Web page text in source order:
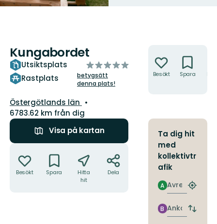
Kungabordet
Utsiktsplats
Rastplats
av
5
stjärnor
betygsätt
denna plats!
Län:
Östergötlands län
6783.62 km från dig
Visa på kartan
Besökt Spara
Hitta
hit
Dela
Besökt Spara
Ta dig hit
med
kollektivtr
afik
Avresa
A
Hitta
Ankomst
B
Byt